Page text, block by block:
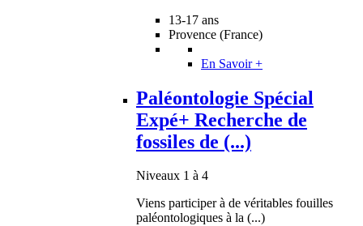
13-17 ans
Provence (France)
En Savoir +
Paléontologie Spécial
Expé+ Recherche de
fossiles de (...)
Niveaux 1 à 4
Viens participer à de véritables fouilles
paléontologiques à la (...)